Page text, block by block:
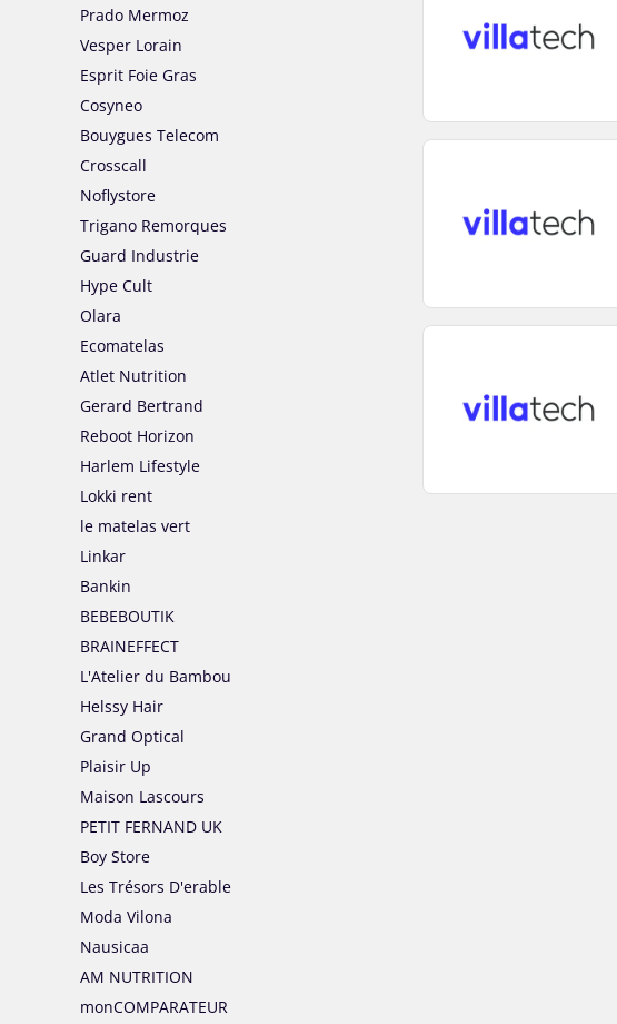
Prado Mermoz
Vesper Lorain
Esprit Foie Gras
Cosyneo
Bouygues Telecom
Crosscall
Noflystore
Trigano Remorques
Guard Industrie
Hype Cult
Olara
Ecomatelas
Atlet Nutrition
Gerard Bertrand
Reboot Horizon
Harlem Lifestyle
Lokki rent
le matelas vert
Linkar
Bankin
BEBEBOUTIK
BRAINEFFECT
L'Atelier du Bambou
Helssy Hair
Grand Optical
Plaisir Up
Maison Lascours
PETIT FERNAND UK
Boy Store
Les Trésors D'erable
Moda Vilona
Nausicaa
AM NUTRITION
monCOMPARATEUR